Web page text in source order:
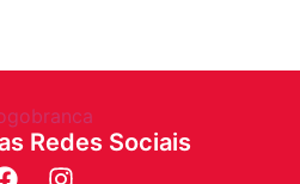
Redes Sociais